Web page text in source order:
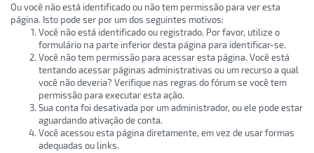
Ou você não está identificado ou não tem permissão para ver esta
página. Isto pode ser por um dos seguintes motivos:
Você não está identificado ou registrado. Por favor, utilize o
formulário na parte inferior desta página para identificar-se.
Você não tem permissão para acessar esta página. Você está
tentando acessar páginas administrativas ou um recurso a qual
você não deveria? Verifique nas regras do fórum se você tem
permissão para executar esta ação.
Sua conta foi desativada por um administrador, ou ele pode estar
aguardando ativação de conta.
Você acessou esta página diretamente, em vez de usar formas
adequadas ou links.